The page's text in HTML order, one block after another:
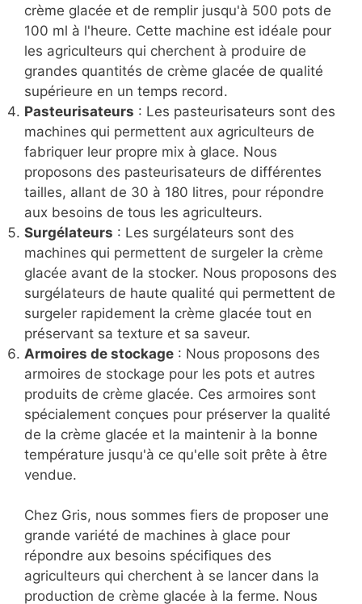
crème glacée et de remplir jusqu'à 500 pots de
100 ml à l'heure. Cette machine est idéale pour
les agriculteurs qui cherchent à produire de
grandes quantités de crème glacée de qualité
supérieure en un temps record.
Pasteurisateurs : Les pasteurisateurs sont des
machines qui permettent aux agriculteurs de
fabriquer leur propre mix à glace. Nous
proposons des pasteurisateurs de différentes
tailles, allant de 30 à 180 litres, pour répondre
aux besoins de tous les agriculteurs.
Surgélateurs : Les surgélateurs sont des
machines qui permettent de surgeler la crème
glacée avant de la stocker. Nous proposons des
surgélateurs de haute qualité qui permettent de
surgeler rapidement la crème glacée tout en
préservant sa texture et sa saveur.
Armoires de stockage : Nous proposons des
armoires de stockage pour les pots et autres
produits de crème glacée. Ces armoires sont
spécialement conçues pour préserver la qualité
de la crème glacée et la maintenir à la bonne
température jusqu'à ce qu'elle soit prête à être
vendue.
Chez Gris, nous sommes fiers de proposer une
grande variété de machines à glace pour
répondre aux besoins spécifiques des
agriculteurs qui cherchent à se lancer dans la
production de crème glacée à la ferme. Nous